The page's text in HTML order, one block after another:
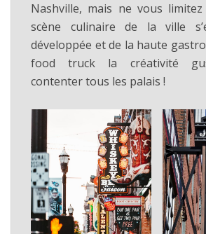
Nashville, mais ne vous
scène culinaire de la ville
développée et de la haute
food truck la créativité
contenter tous les palais !